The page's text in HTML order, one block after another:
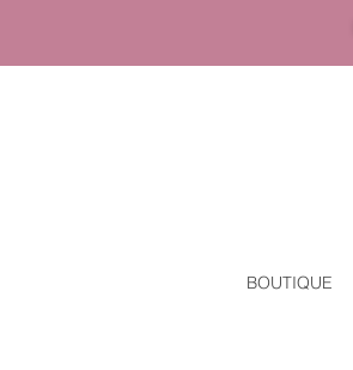
BOUTIQUE